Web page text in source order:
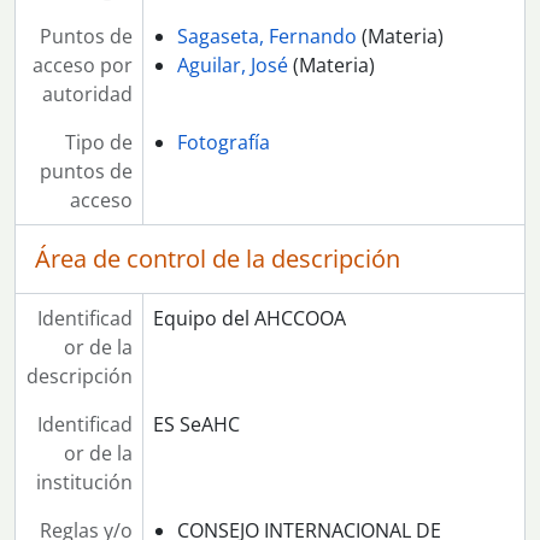
[Serie] 112 - Concentración de los trabajadores de la fábrica Construcciones Metálicas Fernández Palacios
[Serie] 114 - ¿Comité de empresa o sección sindical de TUSSAM?
[Serie] 115 - Lonja de Ayamonte
[Serie] 117 - III Congreso Provincial de Tranportes y Comunicaciones de CCOO de Sevilla
[Serie] 118 - Reunión y comida de pensionistas y jubilados de CCOO
[Serie] 119 - III Congreso del Sindicato Provincial de Alimentación de Sevilla
[Serie] 120 - III Congreso del Sindicato Provincial de Construcción de Sevilla
[Serie] 121 - Pegada de carteles llamando a la huelga en el sector bancario
[Serie] 123 - Desalojo de trabajadores de HYTASA de la sede del Parlamento andaluz
[Serie] 124 - Comité de Empresa de HYTASA
[Serie] 125 - Manifestación de empresa HYTASA, CASA y Astilleros por los puestos de trabajo
[Serie] 127 - Reportaje en la fábrica textil HYTASA
[Serie] 128 - Reportaje en la fábrica textil HYTASA
[Serie] 129 - Asamblea celebrada durante luna huelga general del Textil
[Serie] 130 - Reivindicando una vivienda digna
Puntos de
acceso por
autoridad
Sagaseta, Fernando (Materia)
Aguilar, José(Materia)
Tipo de
puntos de
acceso
Fotografía
Área de control de la descripción
Identificad
or de la
descripción
Equipo del AHCCOOA
Identificad
or de la
institución
ES SeAHC
Reglas y/o
CONSEJO INTERNACIONAL DE